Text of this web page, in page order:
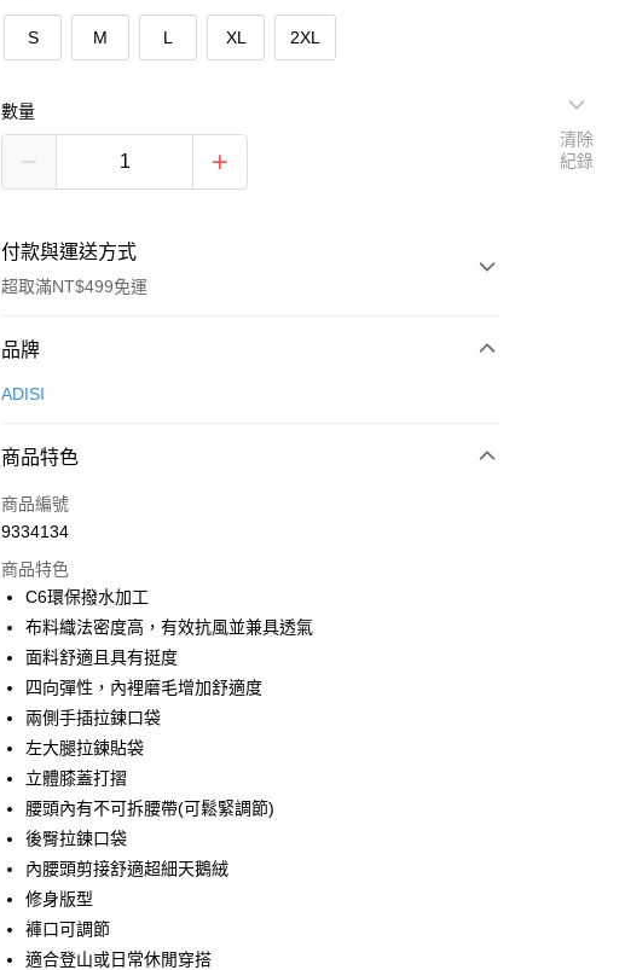
S M L XL 2XL
數量
付款與運送方式
超取滿NT$499免運
付款方式
信用卡一次付款
Apple Pay
街口支付
悠遊付
Google Pay
全盈+PAY
大哥付你分期
相關說明
【大哥付你分期使用說明】
2.付款方式選擇「大哥付你分期」，訂單成立後會自動跳轉到大哥付的交易
流程，驗證手機門號後，選擇欲分期的期數、繳款截止日，確認付款後即
完成交易。
3.實際核准額度、可分期數及費用金額請依後續交易確認頁面所載為準。
4.訂單成立30分鐘內，如未前往確認交易或遇審核未通過，訂單將自動取
消。如遇「轉專審核」未通過狀況，表示未達大哥付你分期系統評分，恕
AFTEE先享後付
相關說明
【關於「AFTEE先享後付」】
AFTEE先享後付是「在收到商品之後才付款」的支付方式。 讓您購物簡單
１．簡單：不需註冊會員、不需綁卡、不需儲值。
２．便利：只要手機號碼，簡訊認證，即可結帳。
ATM付款
貨到付款
品牌
ADISI
商品特色
商品編號
9334134
商品特色
C6環保撥水加工
布料織法密度高，有效抗風並兼具透氣
面料舒適且具有挺度
四向彈性，內裡磨毛增加舒適度
兩側手插拉鍊口袋
左大腿拉鍊貼袋
立體膝蓋打摺
腰頭內有不可拆腰帶(可鬆緊調節)
後臀拉鍊口袋
內腰頭剪接舒適超細天鵝絨
修身版型
褲口可調節
適合登山或日常休閒穿搭
清除
紀錄